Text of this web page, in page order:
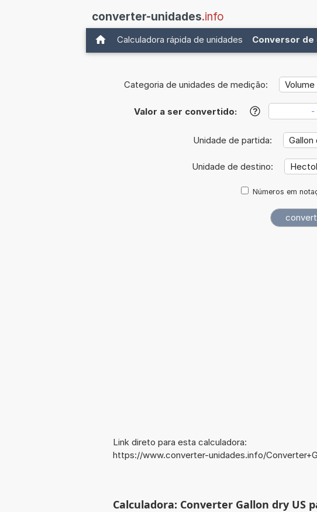
converter-unidades.info
Calculadora rápida de unidades Conversor de
Categoria de unidades de medição:
Valor a ser convertido: ?
Unidade de partida:
Unidade de destino:
Números em
Link direto para esta calculadora:
https://www.converter-unidades.info/
Calculadora: Converter Gallon dry US